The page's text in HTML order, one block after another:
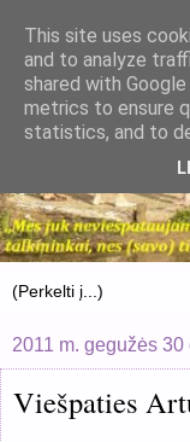
2011 m. gegužės
Viešpaties
This site uses
and to analyze
shared with
metrics to ensure
statistics, and to